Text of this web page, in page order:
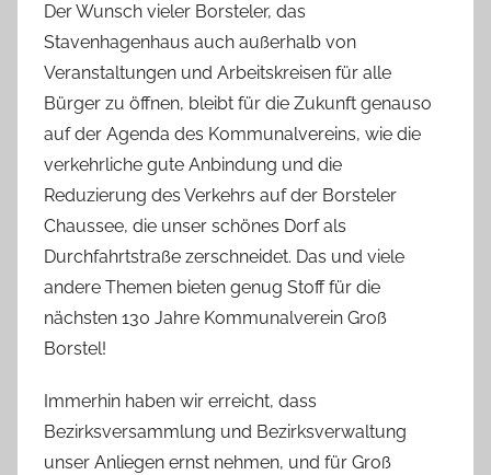
Der Wunsch vieler Borsteler, das
Stavenhagenhaus auch außerhalb von
Veranstaltungen und Arbeitskreisen für alle
Bürger zu öffnen, bleibt für die Zukunft genauso
auf der Agenda des Kommunalvereins, wie die
verkehrliche gute Anbindung und die
Reduzierung des Verkehrs auf der Borsteler
Chaussee, die unser schönes Dorf als
Durchfahrtstraße zerschneidet. Das und viele
andere Themen bieten genug Stoff für die
nächsten 130 Jahre Kommunalverein Groß
Borstel!
Immerhin haben wir erreicht, dass
Bezirksversammlung und Bezirksverwaltung
unser Anliegen ernst nehmen, und für Groß